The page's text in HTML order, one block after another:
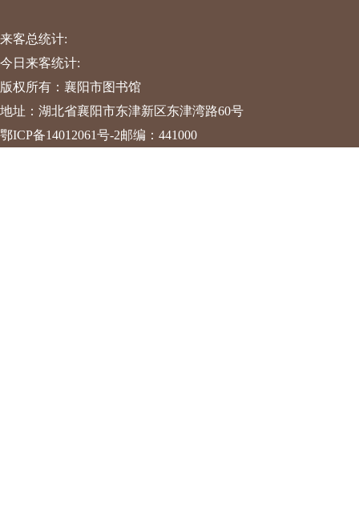
来客总统计:
今日来客统计:
版权所有：襄阳市图书馆
地址：湖北省襄阳市东津新区东津湾路60号
鄂ICP备14012061号-2邮编：441000